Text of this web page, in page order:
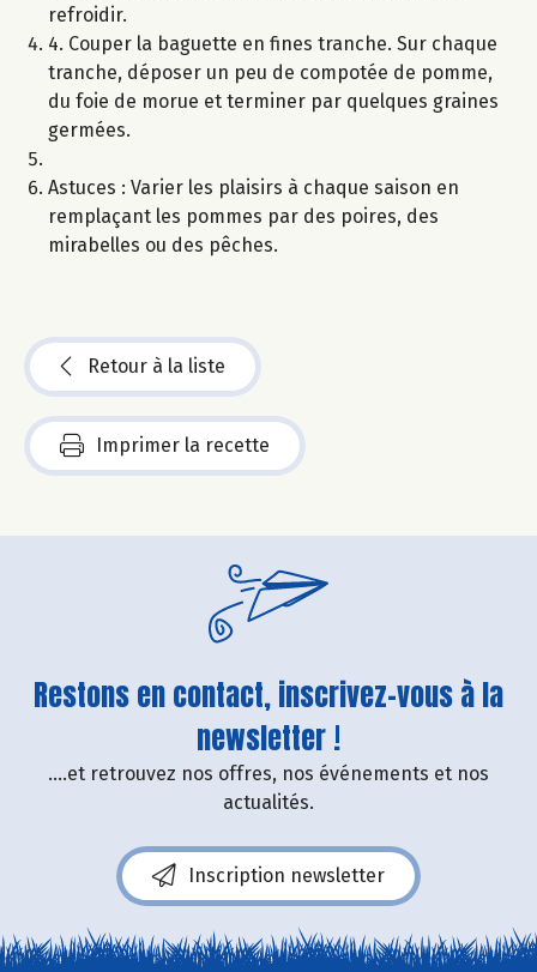
refroidir.
4. Couper la baguette en fines tranche. Sur chaque
tranche, déposer un peu de compotée de pomme,
du foie de morue et terminer par quelques graines
germées.
Astuces : Varier les plaisirs à chaque saison en
remplaçant les pommes par des poires, des
mirabelles ou des pêches.
Retour à la liste
Imprimer la recette
Restons en contact, inscrivez-vous à la
newsletter !
....et retrouvez nos offres, nos événements et nos
actualités.
Inscription newsletter